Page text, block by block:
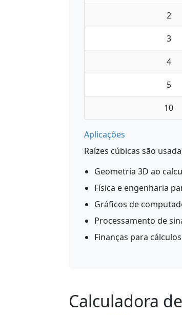
2
3
4
5
10
Aplicações
Raízes cúbicas são
Geometria 3D ao
Física e engenharia
Gráficos de
Processamento de
Finanças para
Calculadora